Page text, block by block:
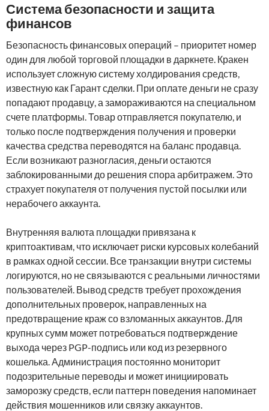
Система безопасности и защита
финансов
Безопасность финансовых операций – приоритет номер
один для любой торговой площадки в даркнете. Кракен
использует сложную систему холдирования средств,
известную как Гарант сделки. При оплате деньги не сразу
попадают продавцу, а замораживаются на специальном
счете платформы. Товар отправляется покупателю, и
только после подтверждения получения и проверки
качества средства переводятся на баланс продавца.
Если возникают разногласия, деньги остаются
заблокированными до решения спора арбитражем. Это
страхует покупателя от получения пустой посылки или
нерабочего аккаунта.
Внутренняя валюта площадки привязана к
криптоактивам, что исключает риски курсовых колебаний
в рамках одной сессии. Все транзакции внутри системы
логируются, но не связываются с реальными личностями
пользователей. Вывод средств требует прохождения
дополнительных проверок, направленных на
предотвращение краж со взломанных аккаунтов. Для
крупных сумм может потребоваться подтверждение
выхода через PGP-подпись или код из резервного
кошелька. Администрация постоянно мониторит
подозрительные переводы и может инициировать
заморозку средств, если паттерн поведения напоминает
действия мошенников или связку аккаунтов.